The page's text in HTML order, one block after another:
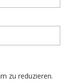
zu reduzieren.